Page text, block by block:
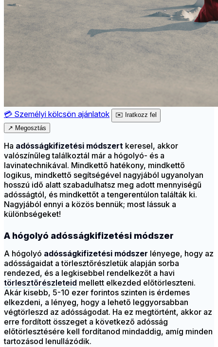
💳 Személyi kölcsön ajánlatok ✉️ Iratkozz fel
↗ Megosztás
Ha adósságkifizetési módszert keresel, akkor
valószínűleg találkoztál már a hógolyó- és a
lavinatechnikával. Mindkettő hatékony, mindkettő
logikus, mindkettő segítségével nagyjából ugyanolyan
hosszú idő alatt szabadulhatsz meg adott mennyiségű
adósságtól, és mindkettőt a tengerentúlon találták ki.
Nagyjából ennyi a közös bennük; most lássuk a
különbségeket!
A hógolyó adósságkifizetési módszer
A hógolyó adósságkifizetési módszer lényege, hogy az
adósságaidat a törlesztőrészletük alapján sorba
rendezed, és a legkisebbel rendelkezőt a havi
törlesztőrészleteid mellett elkezded előtörleszteni.
Akár kisebb, 5-10 ezer forintos szinten is érdemes
elkezdeni, a lényeg, hogy a lehető leggyorsabban
végtörleszd az adósságodat. Ha ez megtörtént, akkor az
erre fordított összeget a következő adósság
előtörlesztésére kell fordítanod mindaddig, amíg minden
tartozásod lenullázódik.